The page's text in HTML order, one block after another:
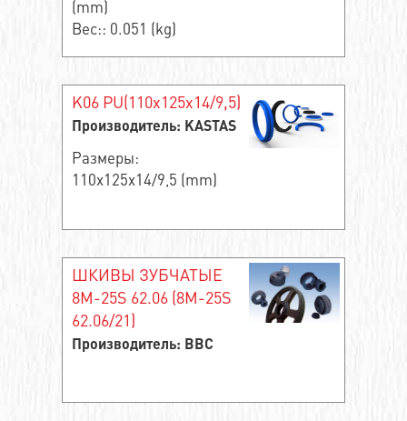
(mm)
Вес:: 0.051 (kg)
K06 PU(110x125x14/9,5)
Производитель: KASTAS
Размеры:
110x125x14/9,5 (mm)
ШКИВЫ ЗУБЧАТЫЕ
8M-25S 62.06 (8M-25S
62.06/21)
Производитель: BBC